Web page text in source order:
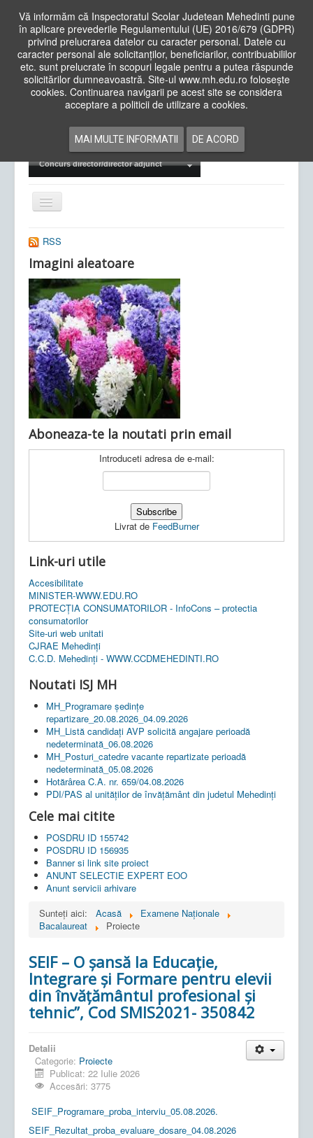
Vă informăm că Inspectoratul Scolar Judetean Mehedinti pune
în aplicare prevederile Regulamentului (UE) 2016/679 (GDPR)
privind prelucrarea datelor cu caracter personal. Datele cu
caracter personal ale solicitanților, beneficiarilor, contribuabililor
etc. sunt prelucrate în scopuri legale pentru a putea răspunde
solicitărilor dumneavoastră. Site-ul www.mh.edu.ro folosește
cookies. Continuarea navigarii pe acest site se considera
acceptare a politicii de utilizare a cookies.
MAI MULTE INFORMATII DE ACORD
Cauta
in
siteAcasa Cadre Didactice
Examene Naționale
Concurs director/director adjunct
Comută
navigarea
Ultimele articole: Vi, 04.11.2022 -
Județean Mehedinți
RSS
Imagini aleatoare
Aboneaza-te la noutati prin email
Introduceti adresa de e-mail:
Livrat de FeedBurner
Link-uri utile
Accesibilitate
MINISTER-WWW.EDU.RO
PROTECȚIA CONSUMATORILOR - InfoCons – protectia
consumatorilor
Site-uri web unitati
CJRAE Mehedinți
C.C.D. Mehedinţi - WWW.CCDMEHEDINTI.RO
Noutati ISJ MH
MH_Programare ședințe
repartizare_20.08.2026_04.09.2026
MH_Listă candidați AVP solicită angajare perioadă
nedeterminată_06.08.2026
MH_Posturi_catedre vacante repartizate perioadă
nedeterminată_05.08.2026
Hotărârea C.A. nr. 659/04.08.2026
PDI/PAS al unităților de învățământ din judetul Mehedinți
Cele mai citite
POSDRU ID 155742
POSDRU ID 156935
Banner si link site proiect
ANUNT SELECTIE EXPERT EOO
Anunt servicii arhivare
Sunteți aici:
Acasă
Examene Naționale
Bacalaureat
Proiecte
SEIF – O șansă la Educație,
Integrare și Formare pentru elevii
din învățământul profesional și
tehnic”, Cod SMIS2021- 350842
Detalii
Categorie: Proiecte
Publicat: 22 Iulie 2026
Accesări: 3775
SEIF_Programare_proba_interviu_05.08.2026.
SEIF_Rezultat_proba_evaluare_dosare_04.08.2026